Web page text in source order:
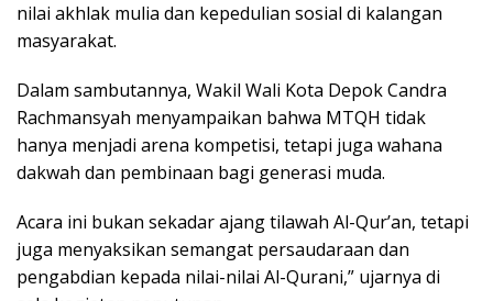
nilai akhlak mulia dan kepedulian sosial di kalangan
masyarakat.
Dalam sambutannya, Wakil Wali Kota Depok Candra
Rachmansyah menyampaikan bahwa MTQH tidak
hanya menjadi arena kompetisi, tetapi juga wahana
dakwah dan pembinaan bagi generasi muda.
Acara ini bukan sekadar ajang tilawah Al-Qur’an, tetapi
juga menyaksikan semangat persaudaraan dan
pengabdian kepada nilai-nilai Al-Qurani,” ujarnya di